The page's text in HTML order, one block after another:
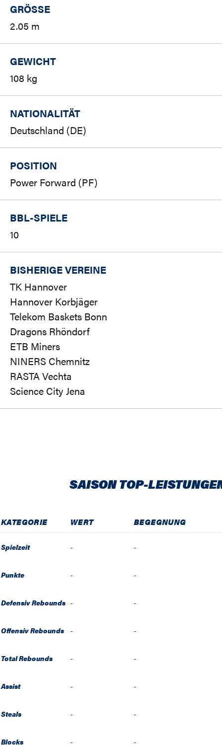
GRÖSSE
2.05 m
GEWICHT
108 kg
NATIONALITÄT
Deutschland (DE)
POSITION
Power Forward (PF)
BBL-SPIELE
10
BISHERIGE VEREINE
TK Hannover
Hannover Korbjäger
Telekom Baskets Bonn
Dragons Rhöndorf
ETB Miners
NINERS Chemnitz
RASTA Vechta
Science City Jena
SAISON TOP-
KATEGORIE WERT BEGEGNUNG
Spielzeit - -
Punkte - -
Defensiv Rebounds - -
Offensiv Rebounds - -
Total Rebounds - -
Assist - -
Steals - -
Blocks - -